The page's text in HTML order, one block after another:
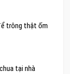
trông thật ốm
tại nhà